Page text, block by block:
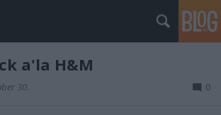
a'la H&M
30. 0